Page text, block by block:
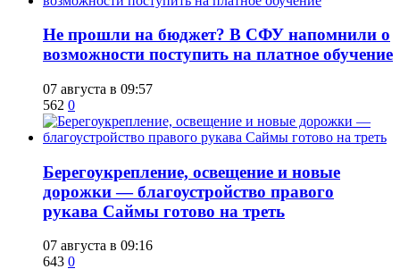
Не прошли на бюджет? В СФУ напомнили о
возможности поступить на платное обучение
07 августа в 09:57
562 0
Берегоукрепление, освещение и новые
дорожки — благоустройство правого
рукава Саймы готово на треть
07 августа в 09:16
643 0